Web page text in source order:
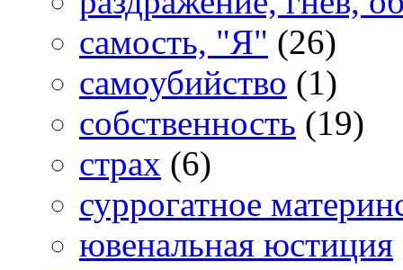
самость, "Я" (26)
самоубийство (1)
собственность (19)
страх (6)
суррогатное
ювенальная юстиция